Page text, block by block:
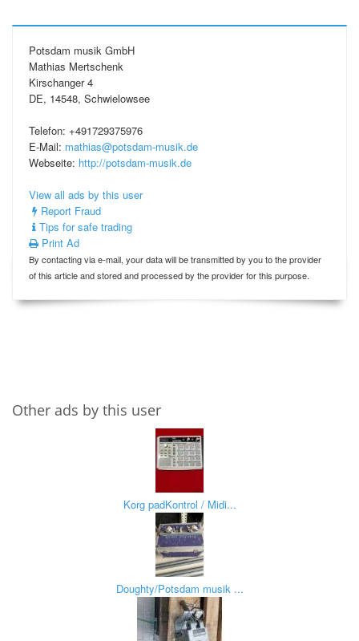
Potsdam musik GmbH
Mathias Mertschenk
Kirschanger 4
DE, 14548, Schwielowsee
Telefon: +491729375976
E-Mail: mathias@potsdam-musik.de
Webseite: http://potsdam-musik.de
View all ads by this user
Report Fraud
Tips for safe trading
Print Ad
By contacting via e-mail, your data will be transmitted by you to the provider
of this article and stored and processed by the provider for this purpose.
Other ads by this user
Korg padKontrol / Midi...
Doughty/Potsdam musik ...